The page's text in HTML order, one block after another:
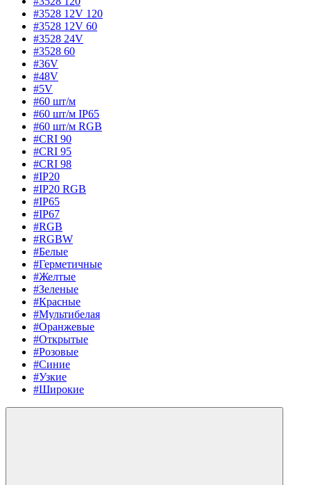
#3528 12V 120
#3528 12V 60
#3528 24V
#3528 60
#36V
#48V
#5V
#60 шт/м
#60 шт/м IP65
#60 шт/м RGB
#CRI 90
#CRI 95
#CRI 98
#IP20
#IP20 RGB
#IP65
#IP67
#RGB
#RGBW
#Белые
#Герметичные
#Желтые
#Зеленые
#Красные
#Мультибелая
#Оранжевые
#Открытые
#Розовые
#Синие
#Узкие
#Широкие